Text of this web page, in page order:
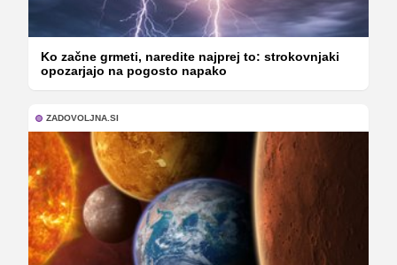
Ko začne grmeti, naredite najprej to: strokovnjaki
opozarjajo na pogosto napako
ZADOVOLJNA.SI